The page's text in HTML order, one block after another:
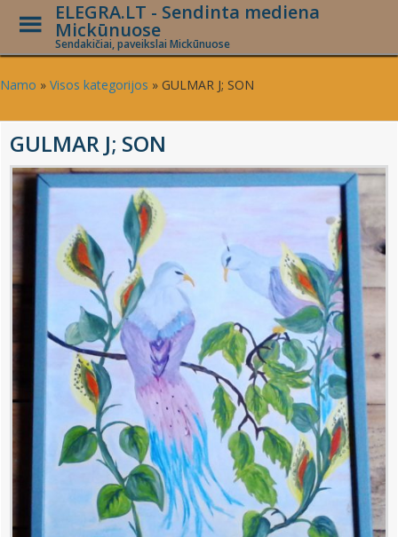
Skip
to
content
ELEGRA.LT - Sendinta mediena
Mickūnuose
Sendakičiai, paveikslai Mickūnuose
Toggle
Menu
Namo » Visos kategorijos » GULMAR J; SON
GULMAR J; SON